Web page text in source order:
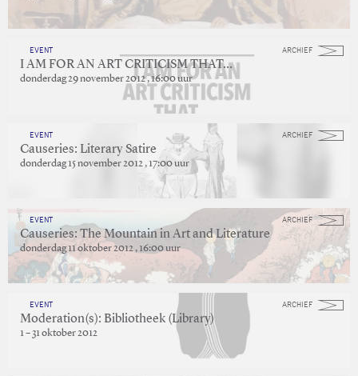
ARCHIEF
EVENT
I AM FOR AN ART CRITICISM THAT…
donderdag 29 november 2012 , 16:00 uur
ARCHIEF
EVENT
Causeries: Literary Satire
donderdag 15 november 2012 , 17:00 uur
ARCHIEF
EVENT
Causeries: The Mountain in Art and Literature
donderdag 11 oktober 2012 , 16:00 uur
ARCHIEF
EVENT
Moderation(s): Bibliotheek (Library)
1 – 31 oktober 2012